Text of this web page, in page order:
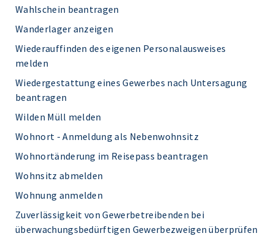
Wahlschein beantragen
Wanderlager anzeigen
Wiederauffinden des eigenen Personalausweises
melden
Wiedergestattung eines Gewerbes nach Untersagung
beantragen
Wilden Müll melden
Wohnort - Anmeldung als Nebenwohnsitz
Wohnortänderung im Reisepass beantragen
Wohnsitz abmelden
Wohnung anmelden
Zuverlässigkeit von Gewerbetreibenden bei
überwachungsbedürftigen Gewerbezweigen überprüfen